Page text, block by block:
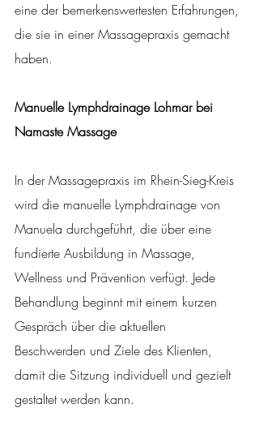
eine der bemerkenswertesten Erfahrungen,
die sie in einer Massagepraxis gemacht
haben.
Manuelle Lymphdrainage Lohmar bei
Namaste Massage
In der Massagepraxis im Rhein-Sieg-Kreis
wird die manuelle Lymphdrainage von
Manuela durchgeführt, die über eine
fundierte Ausbildung in Massage,
Wellness und Prävention verfügt. Jede
Behandlung beginnt mit einem kurzen
Gespräch über die aktuellen
Beschwerden und Ziele des Klienten,
damit die Sitzung individuell und gezielt
gestaltet werden kann.